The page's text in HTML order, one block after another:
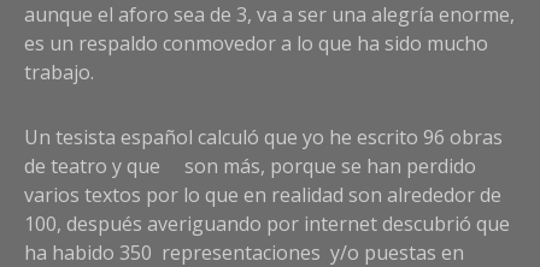
aunque el aforo sea de 3, va a ser una alegría enorme,
es un respaldo conmovedor a lo que ha sido mucho
trabajo.
Un tesista español calculó que yo he escrito 96 obras
de teatro y que son más, porque se han perdido
varios textos por lo que en realidad son alrededor de
100, después averiguando por internet descubrió que
ha habido 350 representaciones y/o puestas en